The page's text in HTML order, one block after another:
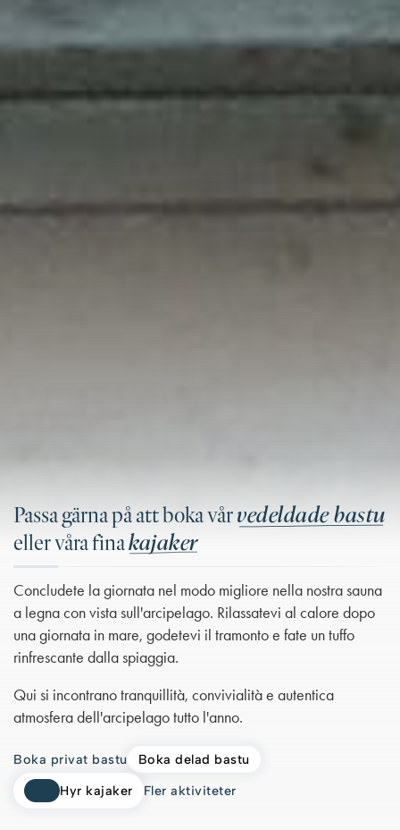
Passa gärna på att boka vårvedeldade bastu
eller våra finakajaker
Concludete la giornata nel modo migliore nella nostra sauna
a legna con vista sull'arcipelago. Rilassatevi al calore dopo
una giornata in mare, godetevi il tramonto e fate un tuffo
rinfrescante dalla spiaggia.
Qui si incontrano tranquillità, convivialità e autentica
atmosfera dell'arcipelago tutto l'anno.
Boka privat bastu
Boka delad bastu
Hyr kajaker
Fler aktiviteter